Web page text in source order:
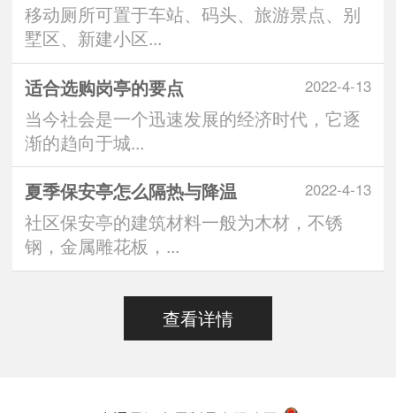
移动厕所可置于车站、码头、旅游景点、别
墅区、新建小区...
2022-4-13
适合选购岗亭的要点
当今社会是一个迅速发展的经济时代，它逐
渐的趋向于城...
2022-4-13
夏季保安亭怎么隔热与降温
社区保安亭的建筑材料一般为木材，不锈
钢，金属雕花板，...
查看详情